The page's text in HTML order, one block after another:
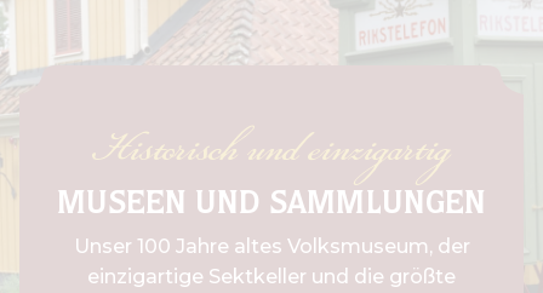
Historisch und einzigartig
MUSEEN UND SAMMLUNGEN
Unser 100 Jahre altes Volksmuseum, der
einzigartige Sektkeller und die größte